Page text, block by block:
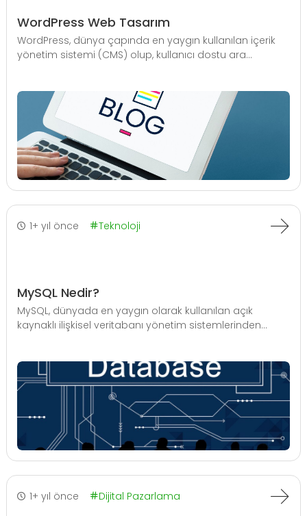
WordPress Web Tasarım
WordPress, dünya çapında en yaygın kullanılan içerik
yönetim sistemi (CMS) olup, kullanıcı dostu ara...
1+ yıl önce Teknoloji
MySQL Nedir?
MySQL, dünyada en yaygın olarak kullanılan açık
kaynaklı ilişkisel veritabanı yönetim sistemlerinden...
1+ yıl önce Dijital Pazarlama